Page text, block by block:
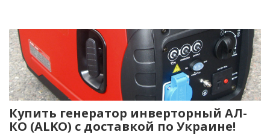
Купить генератор инверторный АЛ-
КО (ALKO) с доставкой по Украине!